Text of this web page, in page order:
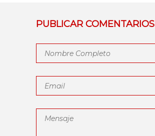
PUBLICAR COMENTARIOS